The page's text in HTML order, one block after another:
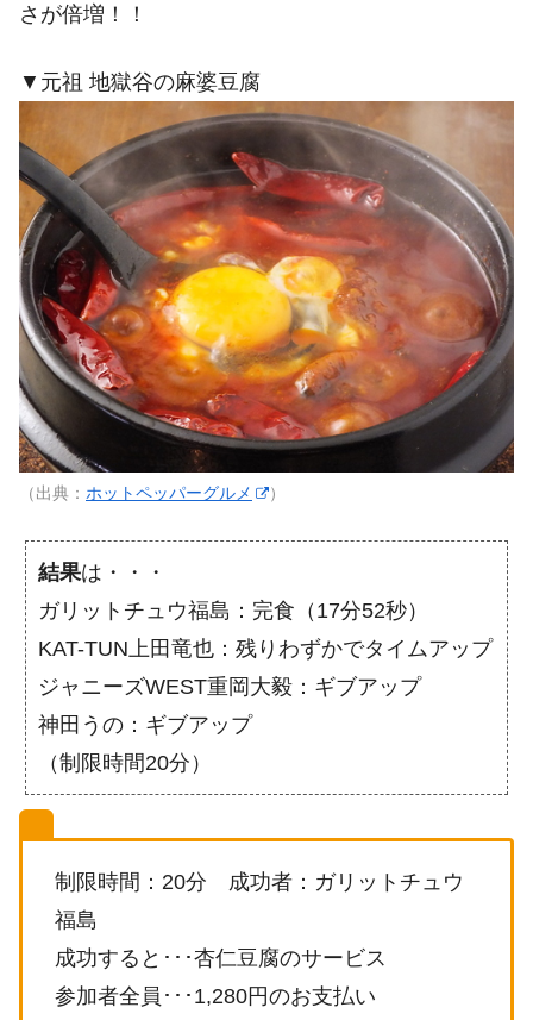
さが倍増！！
▼元祖 地獄谷の麻婆豆腐
（出典： ホットペッパーグルメ ）
結果は・・・
ガリットチュウ福島：完食（17分52秒）
KAT-TUN上田竜也：残りわずかでタイムアップ
ジャニーズWEST重岡大毅：ギブアップ
神田うの：ギブアップ
（制限時間20分）
制限時間：20分 成功者：ガリットチュウ
福島
成功すると･･･杏仁豆腐のサービス
参加者全員･･･1,280円のお支払い